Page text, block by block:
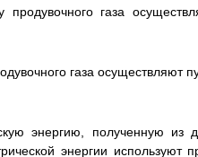
газа
газа осуществляют
энергию, полученную из
энергии используют